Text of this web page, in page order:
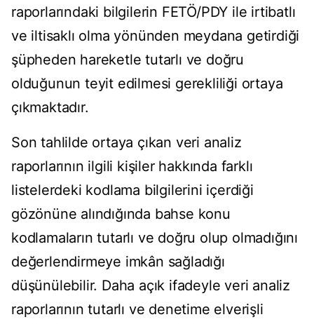
raporlarındaki bilgilerin FETÖ/PDY ile irtibatlı
ve iltisaklı olma yönünden meydana getirdiği
şüpheden hareketle tutarlı ve doğru
olduğunun teyit edilmesi gerekliliği ortaya
çıkmaktadır.
Son tahlilde ortaya çıkan veri analiz
raporlarının ilgili kişiler hakkında farklı
listelerdeki kodlama bilgilerini içerdiği
gözönüne alındığında bahse konu
kodlamaların tutarlı ve doğru olup olmadığını
değerlendirmeye imkân sağladığı
düşünülebilir. Daha açık ifadeyle veri analiz
raporlarının tutarlı ve denetime elverişli